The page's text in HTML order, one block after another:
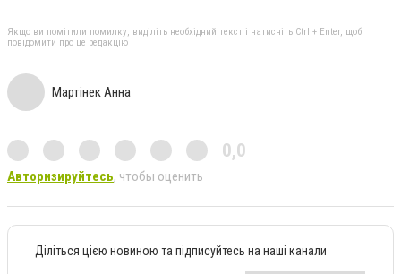
Якщо ви помітили помилку, виділіть необхідний текст і натисніть Ctrl + Enter, щоб
повідомити про це редакцію
Мартінек Анна
0,0
Авторизируйтесь, чтобы оценить
Діліться цією новиною та підписуйтесь на наші канали